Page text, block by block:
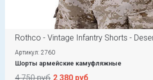
Rothco - Vintage Infantry Shorts -
Артикул: 2760
Шорты армейские камуфляжные
4 750 руб 2 380 руб